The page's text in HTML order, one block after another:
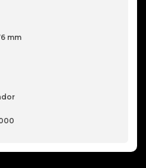
mm